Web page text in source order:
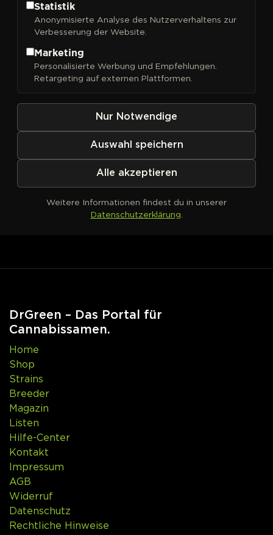
Kein Produkt definiert
DrGreen – Das Portal für
Cannabissamen.
Home
Shop
Strains
Breeder
Magazin
Listen
Hilfe-Center
Kontakt
Impressum
AGB
Widerruf
Datenschutz
Rechtliche Hinweise
Statistik
Anonymisierte Analyse des Nutzerverhaltens zur
Verbesserung der Website.
Marketing
Personalisierte Werbung und Empfehlungen.
Retargeting auf externen Plattformen.
Nur Notwendige
Auswahl speichern
Alle akzeptieren
Weitere Informationen findest du in unserer
Datenschutzerklärung